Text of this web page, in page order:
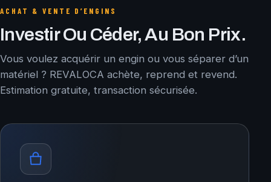
ACHAT & VENTE D’ENGINS
Investir Ou Céder, Au Bon Prix.
Vous voulez acquérir un engin ou vous séparer d’un
matériel ? REVALOCA achète, reprend et revend.
Estimation gratuite, transaction sécurisée.